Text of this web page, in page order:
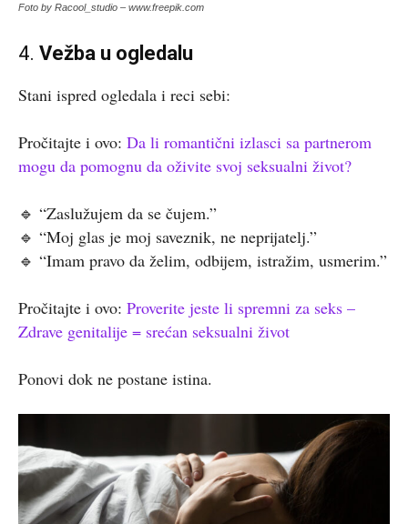
Foto by Racool_studio – www.freepik.com
4. Vežba u ogledalu
Stani ispred ogledala i reci sebi:
Pročitajte i ovo: Da li romantični izlasci sa partnerom
mogu da pomognu da oživite svoj seksualni život?
🔹 “Zaslužujem da se čujem.”
🔹 “Moj glas je moj saveznik, ne neprijatelj.”
🔹 “Imam pravo da želim, odbijem, istražim, usmerim.”
Pročitajte i ovo: Proverite jeste li spremni za seks –
Zdrave genitalije = srećan seksualni život
Ponovi dok ne postane istina.